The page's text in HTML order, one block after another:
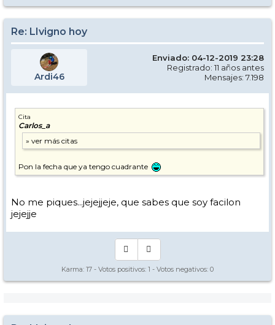
Re: LIvigno hoy
Ardi46
Enviado: 04-12-2019 23:28
Registrado: 11 años antes
Mensajes: 7.198
Cita
Carlos_a
Pon la fecha que ya tengo cuadrante
No me piques...jejejjeje, que sabes que soy facilon
jejejje
Karma: 17 - Votos positivos: 1 - Votos negativos: 0